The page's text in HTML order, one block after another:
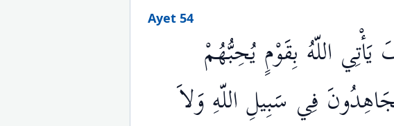
Ayet 54
اللّهُ بِقَوْمٍ يُحِبُّهُمْ
فِي سَبِيلِ اللّهِ وَلاَ